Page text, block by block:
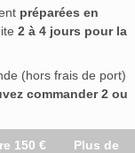
préparées en
2 à 4 jours pour la
(hors frais de port)
commander 2 ou
150 €
Plus de